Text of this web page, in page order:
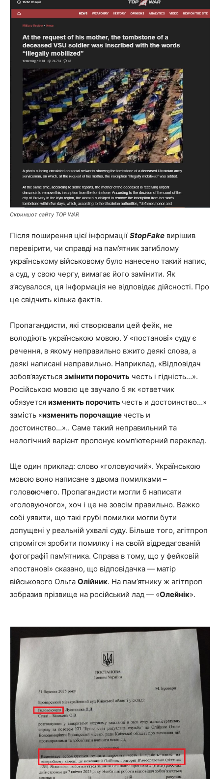
Скриншот сайту TOP WAR
Після поширення цієї інформації StopFake вирішив
перевірити, чи справді на пам’ятник загиблому
українському військовому було нанесено такий напис,
а суд, у свою чергу, вимагає його замінити. Як
з’ясувалося, ця інформація не відповідає дійсності. Про
це свідчить кілька фактів.
Пропагандисти, які створювали цей фейк, не
володіють українською мовою. У «постанові» суду є
речення, в якому неправильно вжито деякі слова, а
деякі написані неправильно. Наприклад, «Відповідач
зобов’язується змінити порочить честь і гідність…».
Російською мовою це звучало б як «ответчик
обязуется изменить порочить честь и достоинство…»
замість «изменить порочащие честь и
достоинство…».. Саме такий неправильний та
нелогічний варіант пропонує комп’ютерний переклад.
Ще один приклад: слово «головуючий». Українською
мовою воно написане з двома помилками –
головоючего. Пропагандисти могли б написати
«головуючого», хоч і це не зовсім правильно. Важко
собі уявити, що такі грубі помилки могли бути
допущені у реальній ухвалі суду. Більше того, агітпроп
спромігся зробити помилку і на своїй відредагованій
фотографії пам’ятника. Справа в тому, що у фейковій
«постанові» сказано, що відповідачка — матір
військового Ольга Олійник. На пам’ятнику ж агітпроп
зобразив прізвище на російський лад — «Олейнік».